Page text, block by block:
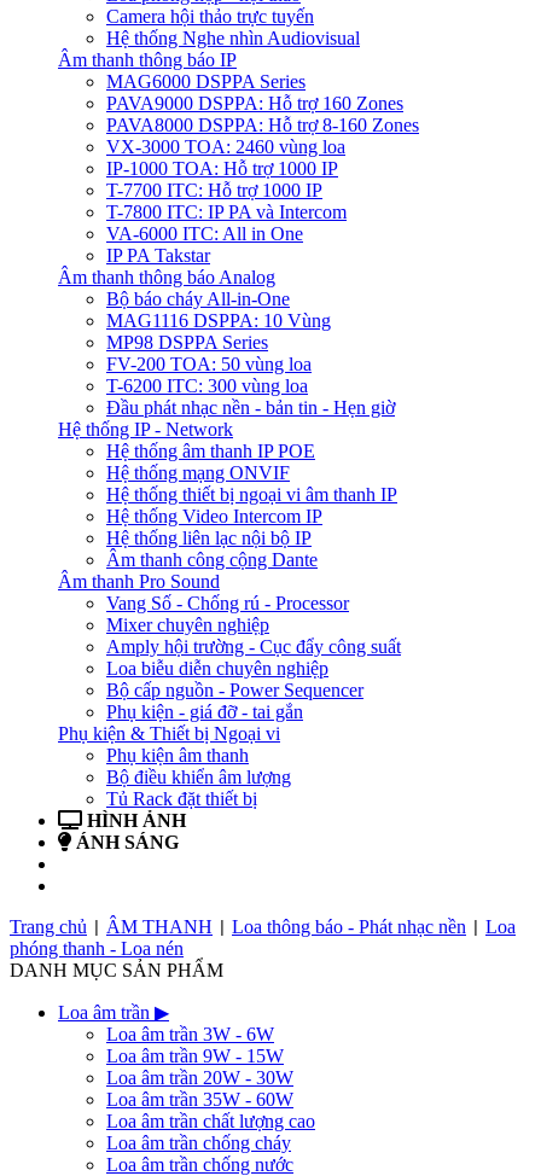
Camera hội thảo trực tuyến
Hệ thống Nghe nhìn Audiovisual
Âm thanh thông báo IP
MAG6000 DSPPA Series
PAVA9000 DSPPA: Hỗ trợ 160 Zones
PAVA8000 DSPPA: Hỗ trợ 8-160 Zones
VX-3000 TOA: 2460 vùng loa
IP-1000 TOA: Hỗ trợ 1000 IP
T-7700 ITC: Hỗ trợ 1000 IP
T-7800 ITC: IP PA và Intercom
VA-6000 ITC: All in One
IP PA Takstar
Âm thanh thông báo Analog
Bộ báo cháy All-in-One
MAG1116 DSPPA: 10 Vùng
MP98 DSPPA Series
FV-200 TOA: 50 vùng loa
T-6200 ITC: 300 vùng loa
Đầu phát nhạc nền - bản tin - Hẹn giờ
Hệ thống IP - Network
Hệ thống âm thanh IP POE
Hệ thống mạng ONVIF
Hệ thống thiết bị ngoại vi âm thanh IP
Hệ thống Video Intercom IP
Hệ thống liên lạc nội bộ IP
Âm thanh công cộng Dante
Âm thanh Pro Sound
Vang Số - Chống rú - Processor
Mixer chuyên nghiệp
Amply hội trường - Cục đẩy công suất
Loa biễu diễn chuyên nghiệp
Bộ cấp nguồn - Power Sequencer
Phụ kiện - giá đỡ - tai gắn
Phụ kiện & Thiết bị Ngoại vi
Phụ kiện âm thanh
Bộ điều khiển âm lượng
Tủ Rack đặt thiết bị
HÌNH ẢNH
ÁNH SÁNG
Trang chủ
ÂM THANH Loa thông báo - Phát nhạc nền
Loa
phóng thanh - Loa nén
DANH MỤC SẢN PHẨM
Loa âm trần ▶
Loa âm trần 3W - 6W
Loa âm trần 9W - 15W
Loa âm trần 20W - 30W
Loa âm trần 35W - 60W
Loa âm trần chất lượng cao
Loa âm trần chống cháy
Loa âm trần chống nước